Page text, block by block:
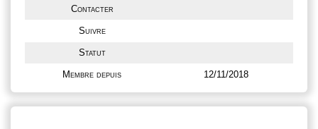
Contacter
Suivre
Statut
Membre depuis 12/11/2018